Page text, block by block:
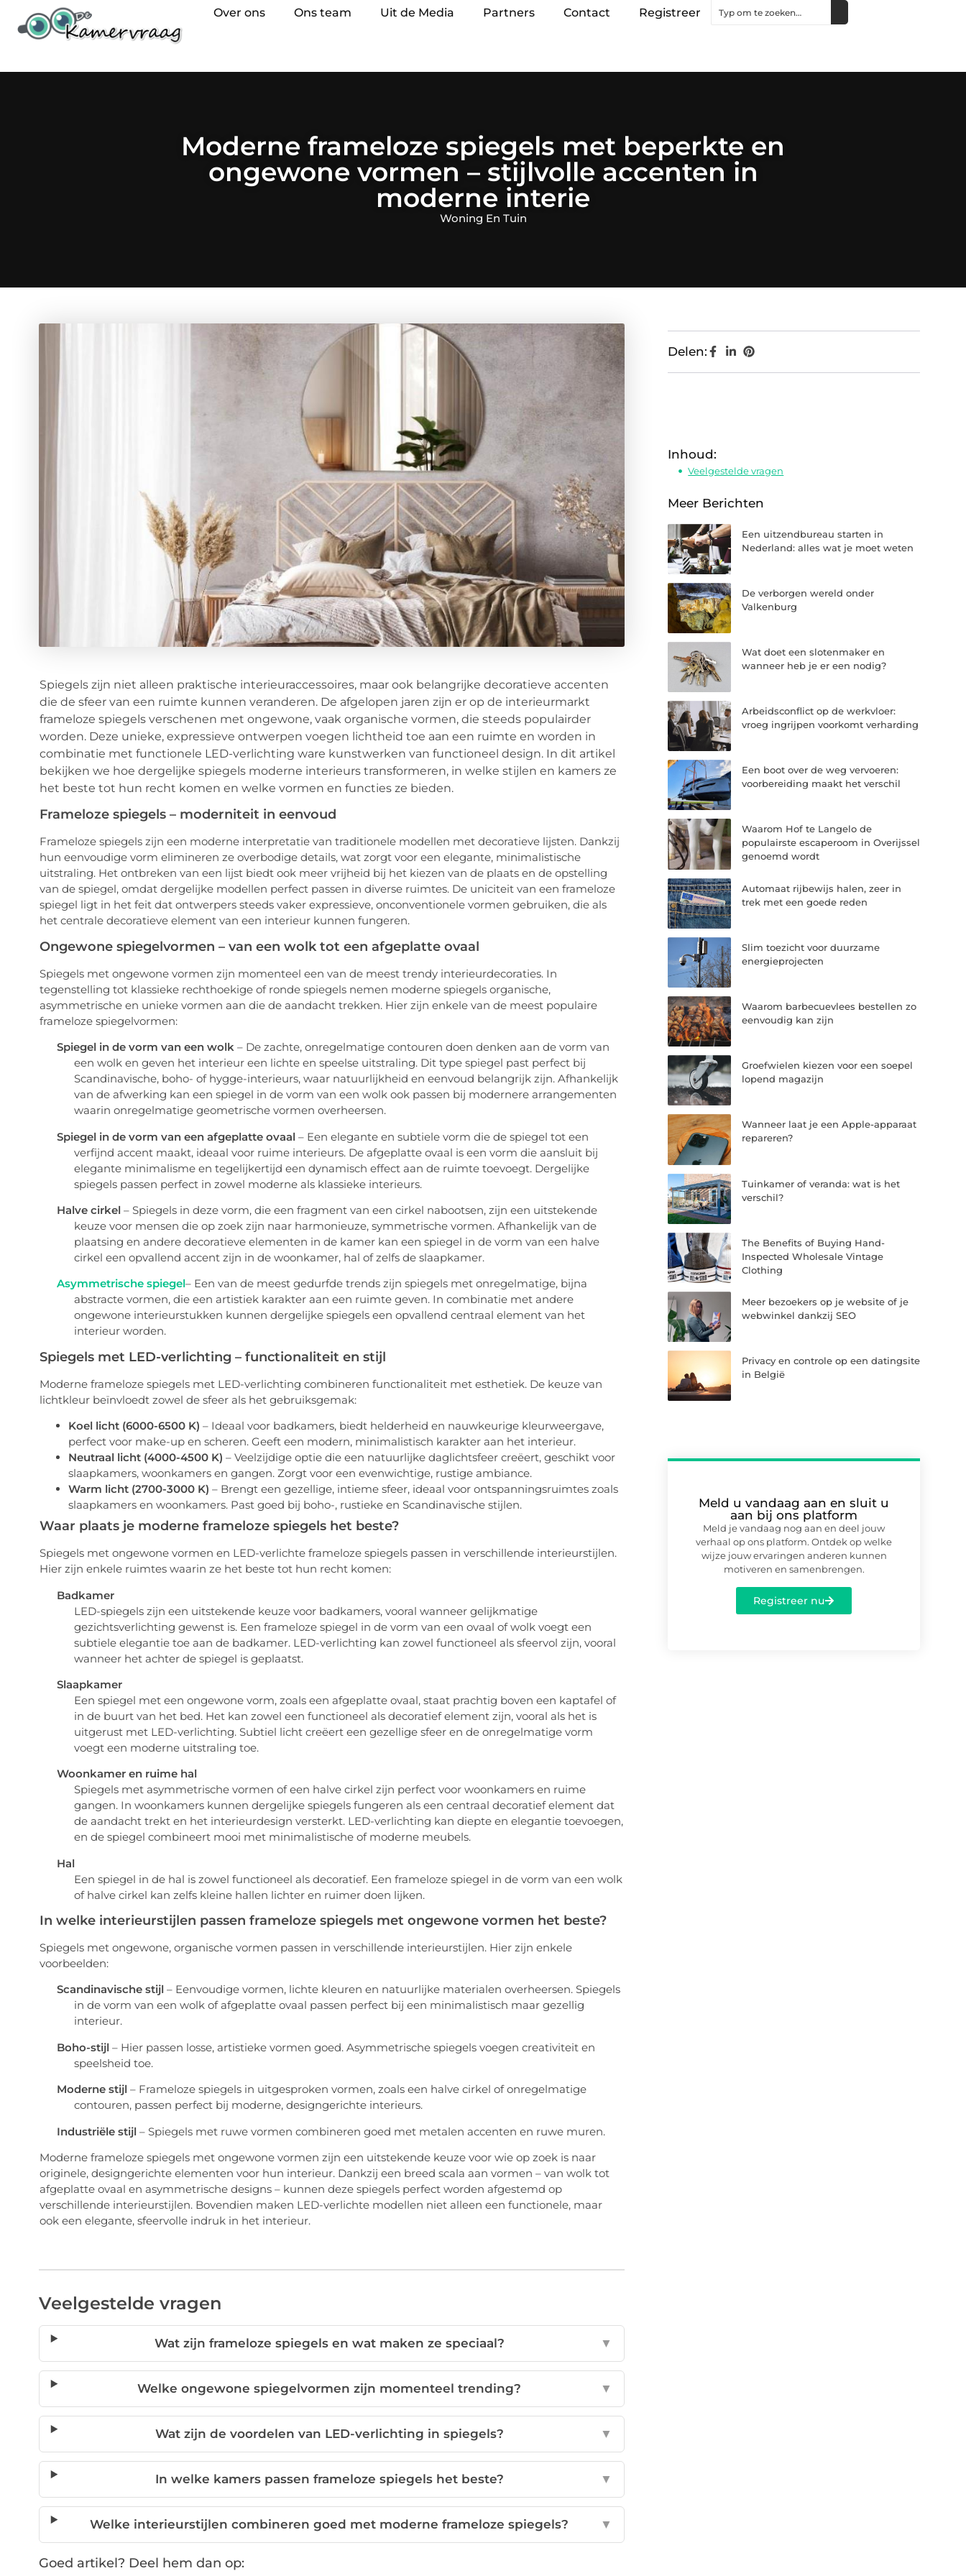
Over ons Ons team Uit de Media Partners Contact Registreer
Moderne frameloze spiegels met beperkte en
ongewone vormen – stijlvolle accenten in
moderne interie
Woning En Tuin
Spiegels zijn niet alleen praktische interieuraccessoires, maar ook belangrijke decoratieve accenten
die de sfeer van een ruimte kunnen veranderen. De afgelopen jaren zijn er op de interieurmarkt
frameloze spiegels verschenen met ongewone, vaak organische vormen, die steeds populairder
worden. Deze unieke, expressieve ontwerpen voegen lichtheid toe aan een ruimte en worden in
combinatie met functionele LED-verlichting ware kunstwerken van functioneel design. In dit artikel
bekijken we hoe dergelijke spiegels moderne interieurs transformeren, in welke stijlen en kamers ze
het beste tot hun recht komen en welke vormen en functies ze bieden.
Frameloze spiegels – moderniteit in eenvoud
Frameloze spiegels zijn een moderne interpretatie van traditionele modellen met decoratieve lijsten. Dankzij
hun eenvoudige vorm elimineren ze overbodige details, wat zorgt voor een elegante, minimalistische
uitstraling. Het ontbreken van een lijst biedt ook meer vrijheid bij het kiezen van de plaats en de opstelling
van de spiegel, omdat dergelijke modellen perfect passen in diverse ruimtes. De uniciteit van een frameloze
spiegel ligt in het feit dat ontwerpers steeds vaker expressieve, onconventionele vormen gebruiken, die als
het centrale decoratieve element van een interieur kunnen fungeren.
Ongewone spiegelvormen – van een wolk tot een afgeplatte ovaal
Spiegels met ongewone vormen zijn momenteel een van de meest trendy interieurdecoraties. In
tegenstelling tot klassieke rechthoekige of ronde spiegels nemen moderne spiegels organische,
asymmetrische en unieke vormen aan die de aandacht trekken. Hier zijn enkele van de meest populaire
frameloze spiegelvormen:
Spiegel in de vorm van een wolk– De zachte, onregelmatige contouren doen denken aan de vorm van
een wolk en geven het interieur een lichte en speelse uitstraling. Dit type spiegel past perfect bij
Scandinavische, boho- of hygge-interieurs, waar natuurlijkheid en eenvoud belangrijk zijn. Afhankelijk
van de afwerking kan een spiegel in de vorm van een wolk ook passen bij modernere arrangementen
waarin onregelmatige geometrische vormen overheersen.
Spiegel in de vorm van een afgeplatte ovaal – Een elegante en subtiele vorm die de spiegel tot een
verfijnd accent maakt, ideaal voor ruime interieurs. De afgeplatte ovaal is een vorm die aansluit bij
elegante minimalisme en tegelijkertijd een dynamisch effect aan de ruimte toevoegt. Dergelijke
spiegels passen perfect in zowel moderne als klassieke interieurs.
Halve cirkel – Spiegels in deze vorm, die een fragment van een cirkel nabootsen, zijn een uitstekende
keuze voor mensen die op zoek zijn naar harmonieuze, symmetrische vormen. Afhankelijk van de
plaatsing en andere decoratieve elementen in de kamer kan een spiegel in de vorm van een halve
cirkel een opvallend accent zijn in de woonkamer, hal of zelfs de slaapkamer.
Asymmetrische spiegel– Een van de meest gedurfde trends zijn spiegels met onregelmatige, bijna
abstracte vormen, die een artistiek karakter aan een ruimte geven. In combinatie met andere
ongewone interieurstukken kunnen dergelijke spiegels een opvallend centraal element van het
interieur worden.
Spiegels met LED-verlichting – functionaliteit en stijl
Moderne frameloze spiegels met LED-verlichting combineren functionaliteit met esthetiek. De keuze van
lichtkleur beïnvloedt zowel de sfeer als het gebruiksgemak:
Koel licht (6000-6500 K) – Ideaal voor badkamers, biedt helderheid en nauwkeurige kleurweergave,
perfect voor make-up en scheren. Geeft een modern, minimalistisch karakter aan het interieur.
Neutraal licht (4000-4500 K) – Veelzijdige optie die een natuurlijke daglichtsfeer creëert, geschikt voor
slaapkamers, woonkamers en gangen. Zorgt voor een evenwichtige, rustige ambiance.
Warm licht (2700-3000 K) – Brengt een gezellige, intieme sfeer, ideaal voor ontspanningsruimtes zoals
slaapkamers en woonkamers. Past goed bij boho-, rustieke en Scandinavische stijlen.
Waar plaats je moderne frameloze spiegels het beste?
Spiegels met ongewone vormen en LED-verlichte frameloze spiegels passen in verschillende interieurstijlen.
Hier zijn enkele ruimtes waarin ze het beste tot hun recht komen:
Badkamer
LED-spiegels zijn een uitstekende keuze voor badkamers, vooral wanneer gelijkmatige
gezichtsverlichting gewenst is. Een frameloze spiegel in de vorm van een ovaal of wolk voegt een
subtiele elegantie toe aan de badkamer. LED-verlichting kan zowel functioneel als sfeervol zijn, vooral
wanneer het achter de spiegel is geplaatst.
Slaapkamer
Een spiegel met een ongewone vorm, zoals een afgeplatte ovaal, staat prachtig boven een kaptafel of
in de buurt van het bed. Het kan zowel een functioneel als decoratief element zijn, vooral als het is
uitgerust met LED-verlichting. Subtiel licht creëert een gezellige sfeer en de onregelmatige vorm
voegt een moderne uitstraling toe.
Woonkamer en ruime hal
Spiegels met asymmetrische vormen of een halve cirkel zijn perfect voor woonkamers en ruime
gangen. In woonkamers kunnen dergelijke spiegels fungeren als een centraal decoratief element dat
de aandacht trekt en het interieurdesign versterkt. LED-verlichting kan diepte en elegantie toevoegen,
en de spiegel combineert mooi met minimalistische of moderne meubels.
Hal
Een spiegel in de hal is zowel functioneel als decoratief. Een frameloze spiegel in de vorm van een wolk
of halve cirkel kan zelfs kleine hallen lichter en ruimer doen lijken.
In welke interieurstijlen passen frameloze spiegels met ongewone vormen het beste?
Spiegels met ongewone, organische vormen passen in verschillende interieurstijlen. Hier zijn enkele
voorbeelden:
Scandinavische stijl – Eenvoudige vormen, lichte kleuren en natuurlijke materialen overheersen. Spiegels
in de vorm van een wolk of afgeplatte ovaal passen perfect bij een minimalistisch maar gezellig
interieur.
Boho-stijl – Hier passen losse, artistieke vormen goed. Asymmetrische spiegels voegen creativiteit en
speelsheid toe.
Moderne stijl – Frameloze spiegels in uitgesproken vormen, zoals een halve cirkel of onregelmatige
contouren, passen perfect bij moderne, designgerichte interieurs.
Industriële stijl – Spiegels met ruwe vormen combineren goed met metalen accenten en ruwe muren.
Moderne frameloze spiegels met ongewone vormen zijn een uitstekende keuze voor wie op zoek is naar
originele, designgerichte elementen voor hun interieur. Dankzij een breed scala aan vormen – van wolk tot
afgeplatte ovaal en asymmetrische designs – kunnen deze spiegels perfect worden afgestemd op
verschillende interieurstijlen. Bovendien maken LED-verlichte modellen niet alleen een functionele, maar
ook een elegante, sfeervolle indruk in het interieur.
Veelgestelde vragen
Wat zijn frameloze spiegels en wat maken ze speciaal? ▼
Welke ongewone spiegelvormen zijn momenteel trending? ▼
Wat zijn de voordelen van LED-verlichting in spiegels? ▼
In welke kamers passen frameloze spiegels het beste? ▼
Welke interieurstijlen combineren goed met moderne frameloze spiegels? ▼
Goed artikel? Deel hem dan op:
Delen:
Inhoud:
Veelgestelde vragen
Meer Berichten
Een uitzendbureau starten in
Nederland: alles wat je moet weten
De verborgen wereld onder
Valkenburg
Wat doet een slotenmaker en
wanneer heb je er een nodig?
Arbeidsconflict op de werkvloer:
vroeg ingrijpen voorkomt verharding
Een boot over de weg vervoeren:
voorbereiding maakt het verschil
Waarom Hof te Langelo de
populairste escaperoom in Overijssel
genoemd wordt
Automaat rijbewijs halen, zeer in
trek met een goede reden
Slim toezicht voor duurzame
energieprojecten
Waarom barbecuevlees bestellen zo
eenvoudig kan zijn
Groefwielen kiezen voor een soepel
lopend magazijn
Wanneer laat je een Apple-apparaat
repareren?
Tuinkamer of veranda: wat is het
verschil?
The Benefits of Buying Hand-
Inspected Wholesale Vintage
Clothing
Meer bezoekers op je website of je
webwinkel dankzij SEO
Privacy en controle op een datingsite
in België
Meld u vandaag aan en sluit u
aan bij ons platform
Meld je vandaag nog aan en deel jouw
verhaal op ons platform. Ontdek op welke
wijze jouw ervaringen anderen kunnen
motiveren en samenbrengen.
Registreer nu